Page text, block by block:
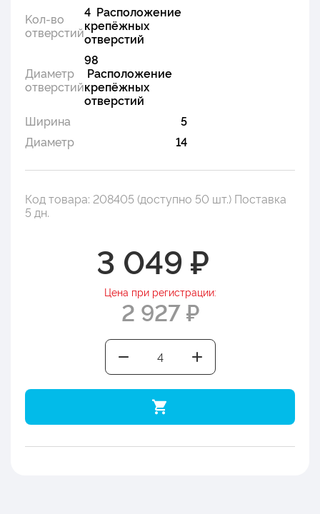
Kол-во
отверстий
4 Расположение
крепёжных
отверстий
Диаметр
отверстий
98
Расположение
крепёжных
отверстий
Ширина
5
Диаметр
14
Код товара: 208405 (доступно 50 шт.) Поставка
5 дн.
3 049 ₽
Цена при регистрации:
2 927 ₽